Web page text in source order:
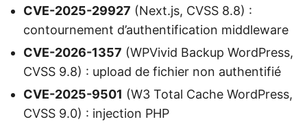
CVE-2025-29927 (Next.js, CVSS 8.8) :
contournement d’authentification middleware
CVE-2026-1357 (WPVivid Backup WordPress,
CVSS 9.8) : upload de fichier non authentifié
CVE-2025-9501 (W3 Total Cache WordPress,
CVSS 9.0) : injection PHP